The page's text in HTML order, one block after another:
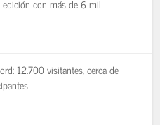
con más de 6 mil
12.700 visitantes, cerca de